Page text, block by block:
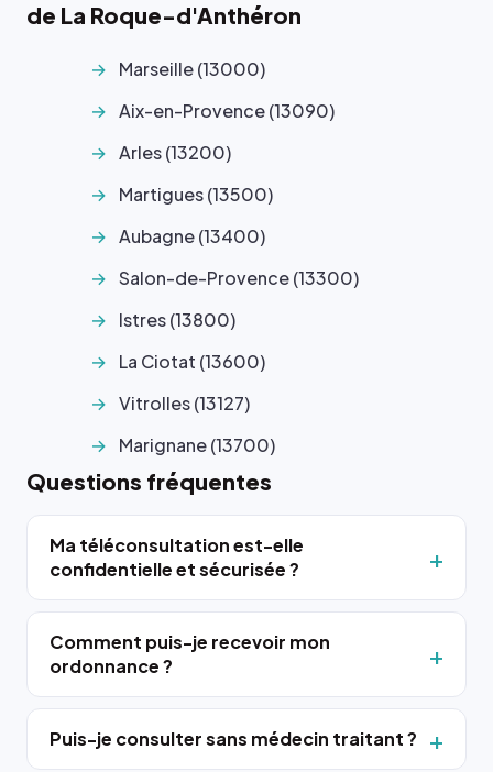
de La Roque-d'Anthéron
Marseille (13000)
Aix-en-Provence (13090)
Arles (13200)
Martigues (13500)
Aubagne (13400)
Salon-de-Provence (13300)
Istres (13800)
La Ciotat (13600)
Vitrolles (13127)
Marignane (13700)
Questions fréquentes
Ma téléconsultation est-elle
confidentielle et sécurisée ?
Comment puis-je recevoir mon
ordonnance ?
Puis-je consulter sans médecin traitant ?